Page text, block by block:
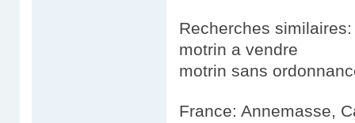
Recherches similaires:
motrin a vendre
motrin sans
France: Annemasse,